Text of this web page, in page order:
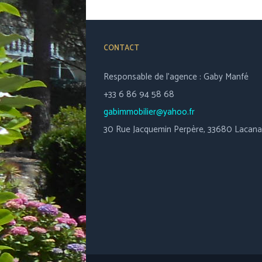
CONTACT
Responsable de l’agence : Gaby Manfé
+33 6 86 94 58 68
gabimmobilier@yahoo.fr
30 Rue Jacquemin Perpère, 33680